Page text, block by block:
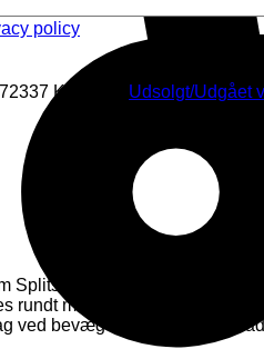
policy
Kategori: Udsolgt/Udgået
Splits) starter spillerne spillet
rundt med at fjerne et antal
ved bevægelse, så brættet